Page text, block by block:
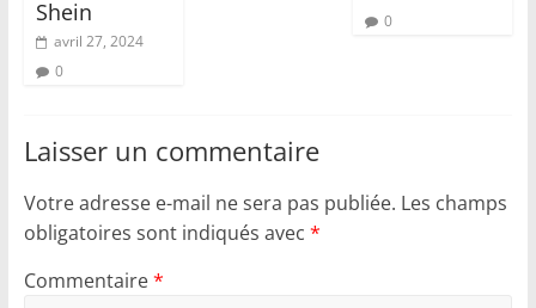
Shein
avril 27, 2024
0
0
Laisser un commentaire
Votre adresse e-mail ne sera pas publiée. Les champs
obligatoires sont indiqués avec *
Commentaire*